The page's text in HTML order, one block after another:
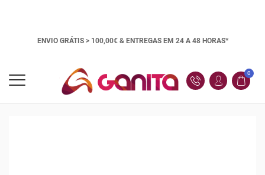
ENVIO GRÁTIS > 100,00€ & ENTREGAS EM 24 A 48 HORAS*
0